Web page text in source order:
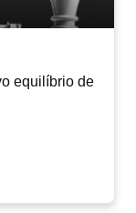
equilíbrio de